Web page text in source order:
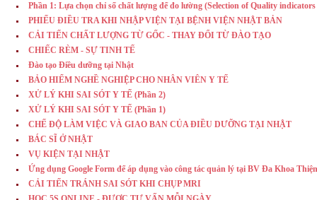
Phần 1: Lựa chọn chỉ số chất lượng để đo lường (Selection of Quality
PHIẾU ĐIỀU TRA KHI NHẬP VIỆN TẠI BỆNH VIỆN NHẬT BẢN
CẢI TIẾN CHẤT LƯỢNG TỪ GỐC - THAY ĐỔI TỪ ĐÀO TẠO
CHIẾC RÈM - SỰ TINH TẾ
Đào tạo Điều dưỡng tại Nhật
BẢO HIỂM NGHỀ NGHIỆP CHO NHÂN VIÊN Y TẾ
XỬ LÝ KHI SAI SÓT Y TẾ (Phần 2)
XỬ LÝ KHI SAI SÓT Y TẾ (Phần 1)
CHẾ ĐỘ LÀM VIỆC VÀ GIAO BAN CỦA ĐIỀU DƯỠNG TẠI NHẬT
BÁC SĨ Ở NHẬT
VỤ KIỆN TẠI NHẬT
Ứng dụng Google Form để áp dụng vào công tác quản lý tại BV Đa Khoa
CẢI TIẾN TRÁNH SAI SÓT KHI CHỤP MRI